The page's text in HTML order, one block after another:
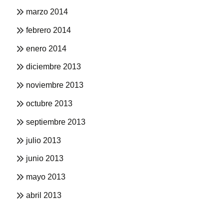
marzo 2014
febrero 2014
enero 2014
diciembre 2013
noviembre 2013
octubre 2013
septiembre 2013
julio 2013
junio 2013
mayo 2013
abril 2013